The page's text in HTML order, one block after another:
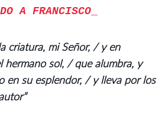
A FRANCISCO
criatura, mi Señor, / y en
hermano sol, / que alumbra, y
en su esplendor, / y lleva por los